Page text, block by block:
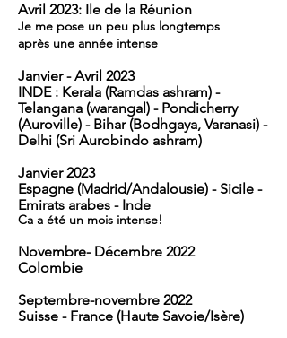
Avril 2023: Ile de la Réunion
Je me pose un peu plus longtemps
après une année intense
Janvier - Avril 2023
INDE : Kerala (Ramdas ashram) -
Telangana (warangal) - Pondicherry
(Auroville) - Bihar (Bodhgaya, Varanasi) -
Delhi (Sri Aurobindo ashram)
Janvier 2023
Espagne (Madrid/Andalousie) - Sicile -
Emirats arabes - Inde
Ca a été un mois intense!
Novembre- Décembre 2022
Colombie
Septembre-novembre 2022
Suisse - France (Haute Savoie/Isère)